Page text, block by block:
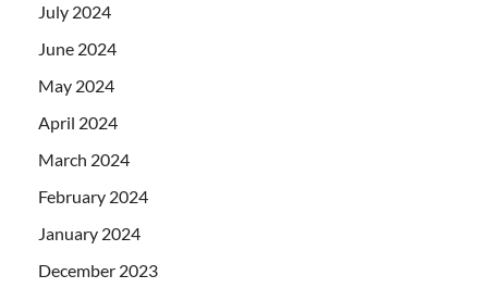
July 2024
June 2024
May 2024
April 2024
March 2024
February 2024
January 2024
December 2023